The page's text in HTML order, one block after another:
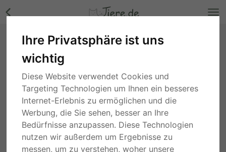
Ihre Privatsphäre ist uns
wichtig
Diese Website verwendet Cookies und
Targeting Technologien um Ihnen ein besseres
Internet-Erlebnis zu ermöglichen und die
Werbung, die Sie sehen, besser an Ihre
Bedürfnisse anzupassen. Diese Technologien
nutzen wir außerdem um Ergebnisse zu
messen, um zu verstehen, woher unsere
Bounty - NOTFALL, Mix - Rüde Bilder
Niedersachsen , vor 4 Wochen